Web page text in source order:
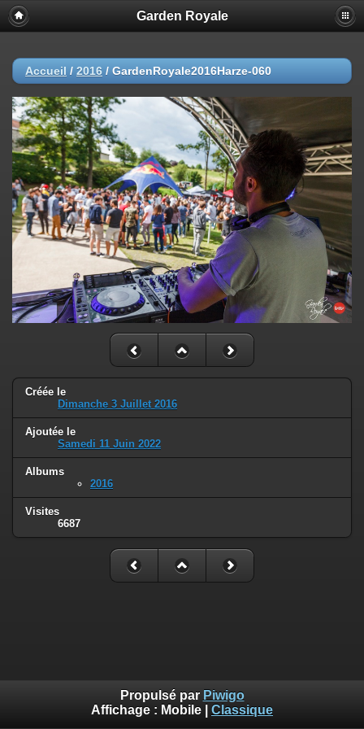
Garden Royale
Accueil / 2016 / GardenRoyale2016Harze-060
Créée le
Dimanche 3 Juillet 2016
Ajoutée le
Samedi 11 Juin 2022
Albums
2016
Visites
6687
Propulsé par Piwigo
Affichage : Mobile Classique